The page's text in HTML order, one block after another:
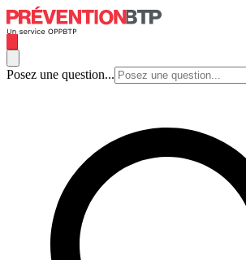
Posez une question...